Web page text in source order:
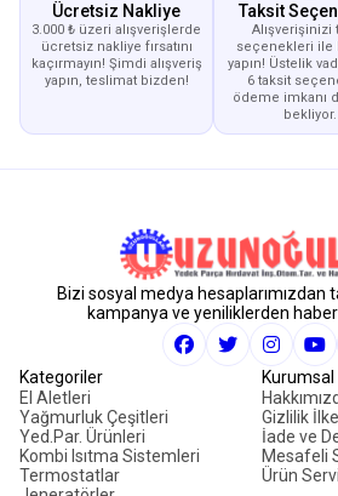
Ücretsiz Nakliye
3.000 ₺ üzeri alışverişlerde
ücretsiz nakliye fırsatını
kaçırmayın! Şimdi alışveriş
yapın, teslimat bizden!
Taksit
Alışverişinizi
seçenekleri ile
yapın! Üstelik
6 taksit
ödeme imkanı
bekliyor.
Bizi sosyal medya hesaplarımızdan
kampanya ve yeniliklerden
Kategoriler
El Aletleri
Yağmurluk Çeşitleri
Yed.Par. Ürünleri
Kombi Isıtma Sistemleri
Termostatlar
Kurumsal
Gizlilik
İade ve
Mesafeli
Ürün